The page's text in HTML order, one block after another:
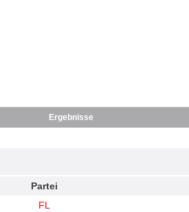
Ergebnisse
Partei
FL